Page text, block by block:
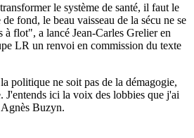
le système de santé, il faut le
fond, le beau vaisseau de la sécu ne se
à flot", a lancé Jean-Carles Grelier en
LR un renvoi en commission du texte
politique ne soit pas de la démagogie,
J'entends ici la voix des lobbies que j'ai
Buzyn.